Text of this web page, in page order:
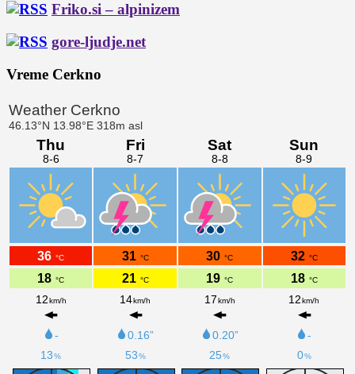
Friko.si – alpinizem
gore-ljudje.net
Vreme Cerkno